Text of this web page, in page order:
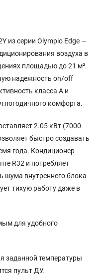
из серии Olympio Edge —
воздуха в
площадью до 21 м².
надежность on/off
класса А и
комфорта.
2.05 кВт (7000
быстро создавать
года. Кондиционер
R32 и потребляет
шума внутреннего блока
тихую работу даже в
для удобного
заданной температуры
пульт ДУ.